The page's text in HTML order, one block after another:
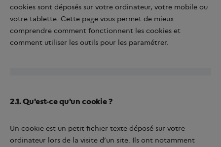
cookies sont déposés sur votre ordinateur, votre mobile ou
votre tablette. Cette page vous permet de mieux
comprendre comment fonctionnent les cookies et
comment utiliser les outils pour les paramétrer.
2.1. Qu'est-ce qu'un cookie ?
Un cookie est un petit fichier texte déposé sur votre
ordinateur lors de la visite d’un site. Ils ont notamment